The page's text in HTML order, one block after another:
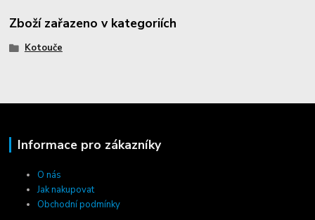
Zboží zařazeno v kategoriích
Kotouče
Informace pro zákazníky
O nás
Jak nakupovat
Obchodní podmínky